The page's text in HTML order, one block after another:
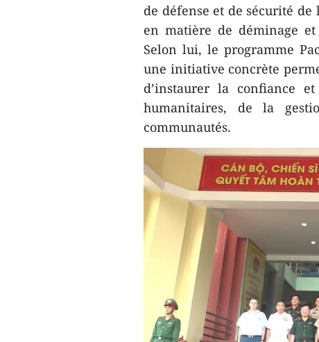
de défense et de sécurité
en matière de déminage
Selon lui, le programme
une initiative concrète
d’instaurer la confiance
humanitaires, de la
communautés.